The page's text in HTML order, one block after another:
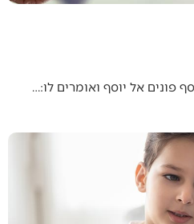
פונים אל יוסף ואומרים לו:…